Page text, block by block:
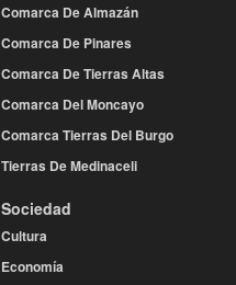
Comarca De Almazán
Comarca De Pinares
Comarca De Tierras Altas
Comarca Del Moncayo
Comarca Tierras Del Burgo
Tierras De Medinaceli
Sociedad
Cultura
Economía